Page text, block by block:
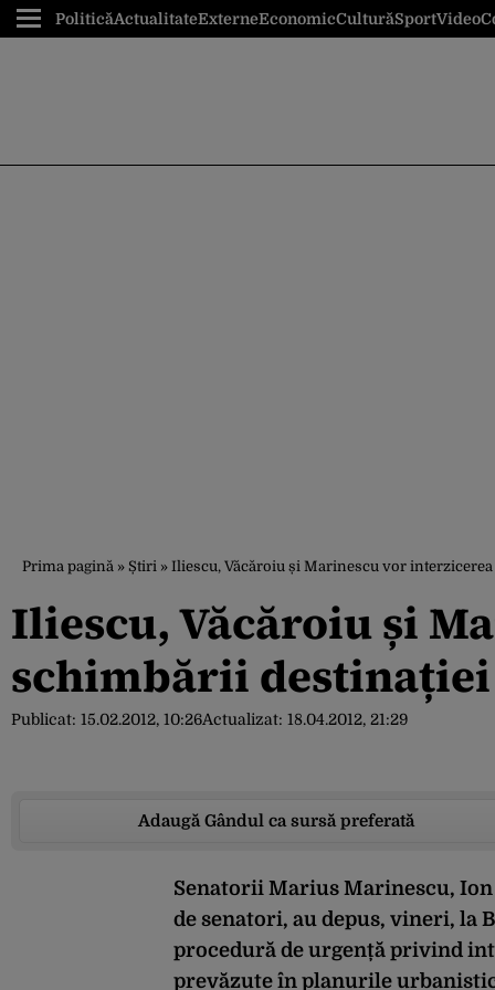
PoliticăActualitateExterneEconomicCulturăSportVideo
Prima pagină » Știri » Iliescu, Văcăroiu și Marinescu vor
Iliescu, Văcăroiu și
schimbării
Publicat: 15.02.2012, 10:26Actualizat: 18.04.2012, 21:29
Adaugă Gândul ca sursă preferată
Senatorii Marius Marinescu,
de senatori, au depus, vineri, la
procedură de urgență privind
prevăzute în planurile